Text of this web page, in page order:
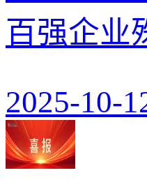
百强企业
2025-10-